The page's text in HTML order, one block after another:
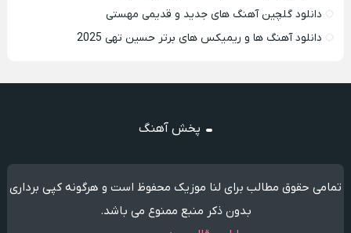
دانلود گلچین آهنگ های جدید و قدیمی مهستی
دانلود آهنگ ها و ریمیکس های برتر حسین تهی 2025
پخش آهنگ
تمامی حقوق مطالب برای لنا موزیک محفوظ است و هرگونه کپی برداری
بدون ذکر منبع ممنوع می باشد.